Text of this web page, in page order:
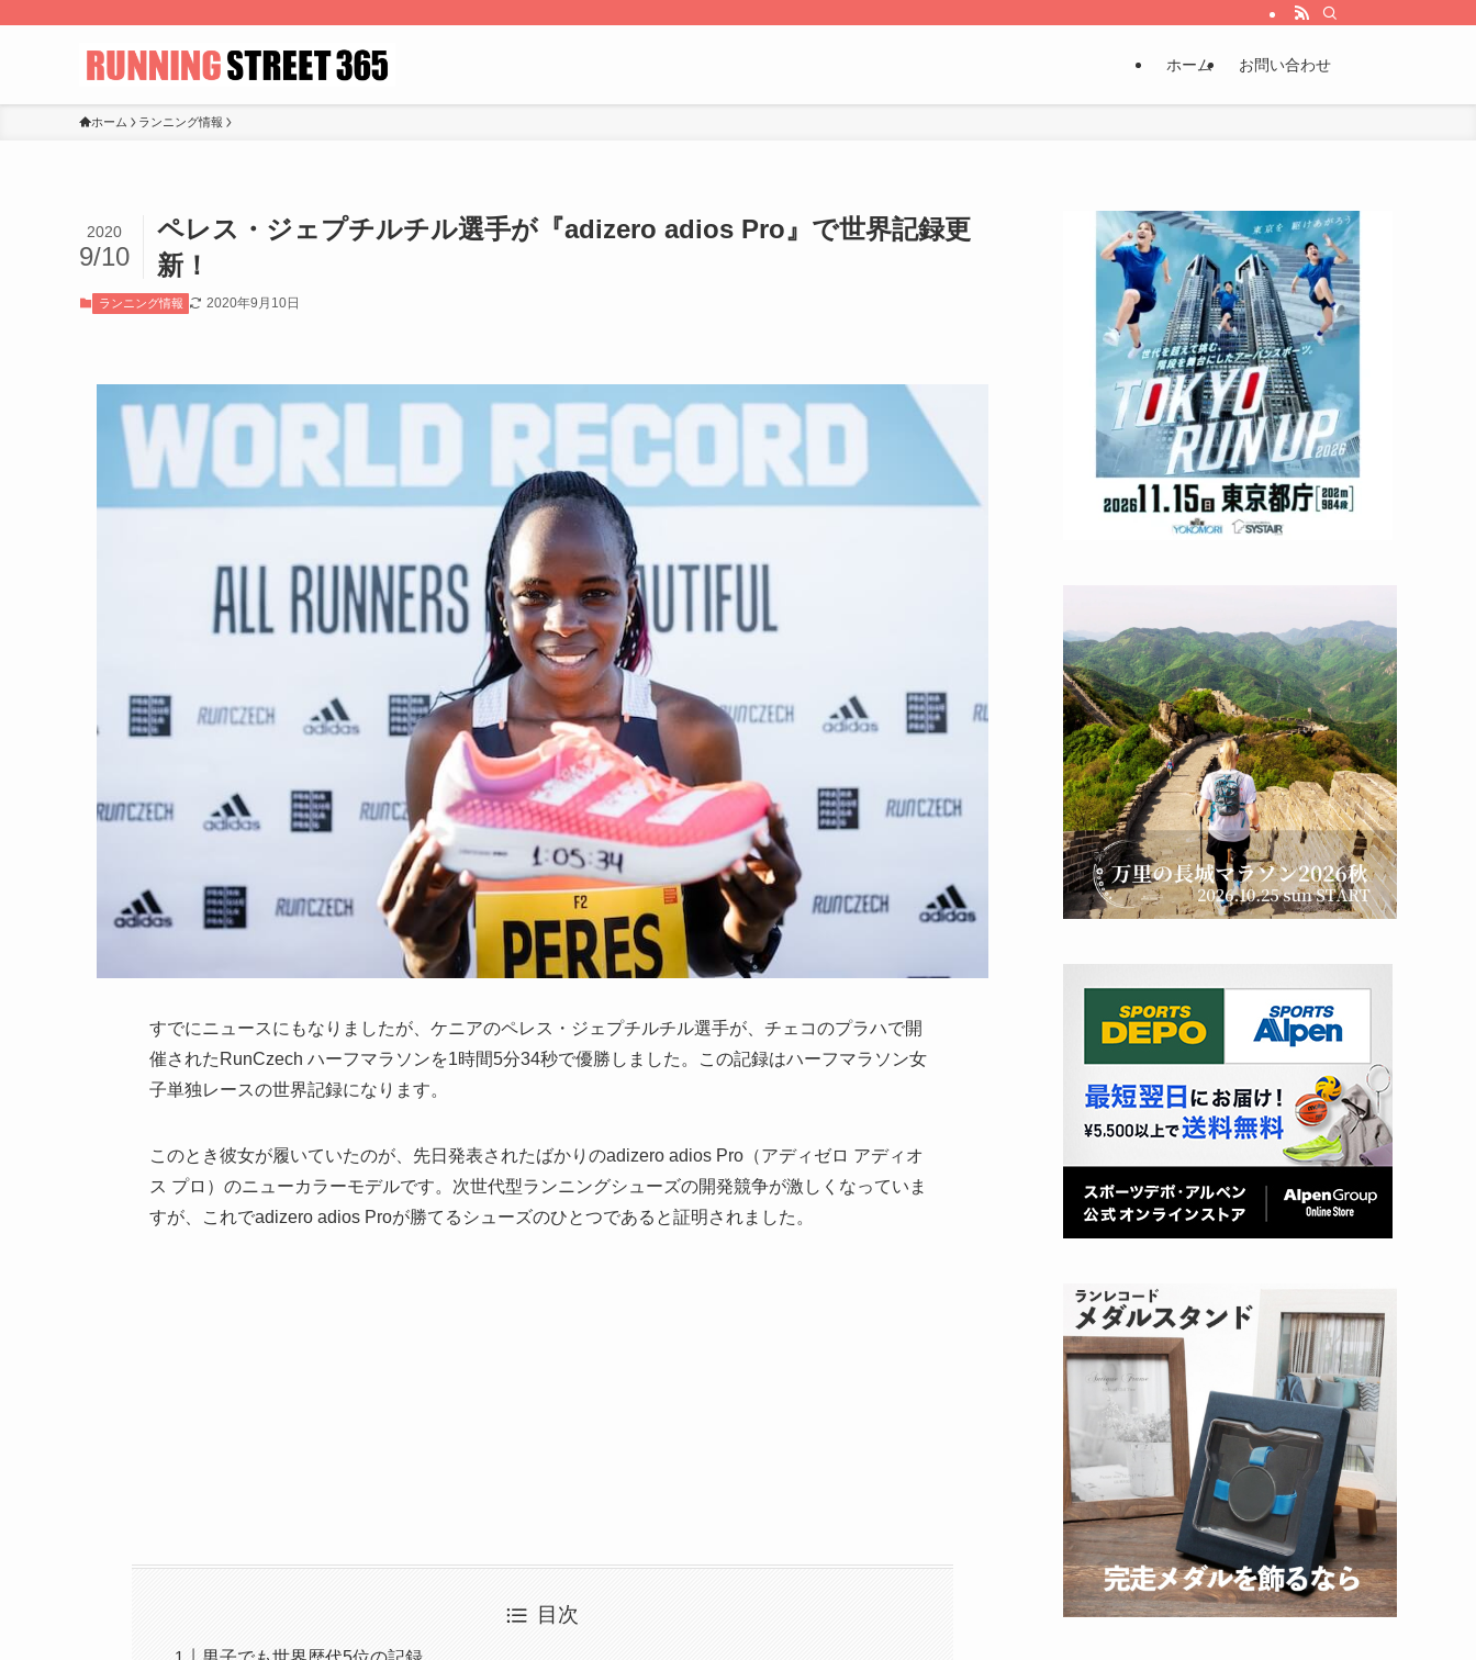
ホーム お問い合わせ
ホーム ランニング情報
ペレス・ジェプチルチル選手が『adizero adios Pro』で世界記録更
新！
2020
9/10
ランニング情報 2020年9月10日
すでにニュースにもなりましたが、ケニアのペレス・ジェプチルチル選手が、チェコのプラハで開
催されたRunCzech ハーフマラソンを1時間5分34秒で優勝しました。この記録はハーフマラソン女
子単独レースの世界記録になります。
このとき彼女が履いていたのが、先日発表されたばかりのadizero adios Pro（アディゼロ アディオ
ス プロ）のニューカラーモデルです。次世代型ランニングシューズの開発競争が激しくなっていま
すが、これでadizero adios Proが勝てるシューズのひとつであると証明されました。
目次